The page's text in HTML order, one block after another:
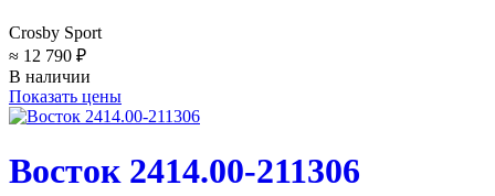
Crosby Sport
≈ 12 790 ₽
В наличии
Показать цены
Восток 2414.00-211306